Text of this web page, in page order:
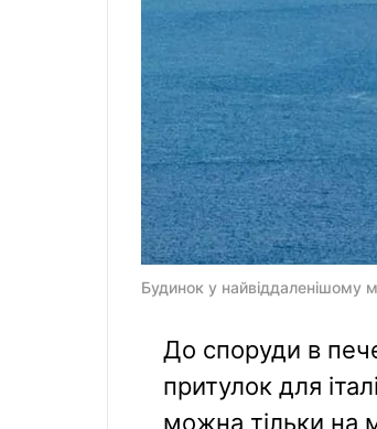
Будинок у найвіддаленішому
До споруди в
притулок для
можна тільки на